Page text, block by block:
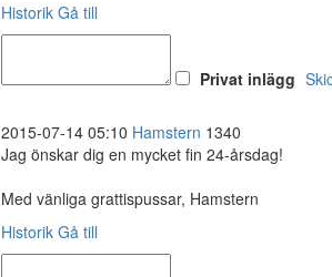
Historik Gå till
Privat inlägg
2015-07-14 05:10 Hamstern 1340
Jag önskar dig en mycket fin 24-årsdag!
Med vänliga grattispussar, Hamstern
Historik Gå till